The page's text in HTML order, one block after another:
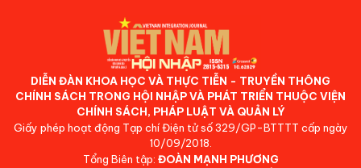
DIỄN ĐÀN KHOA HỌC VÀ THỰC TIỄN - TRUYỀN THÔNG
CHÍNH SÁCH TRONG HỘI NHẬP VÀ PHÁT TRIỂN THUỘC VIỆN
CHÍNH SÁCH, PHÁP LUẬT VÀ QUẢN LÝ
Giấy phép hoạt động Tạp chí Điện tử số 329/GP-BTTTT cấp ngày
10/09/2018.
Tổng Biên tập: ĐOÀN MẠNH PHƯƠNG